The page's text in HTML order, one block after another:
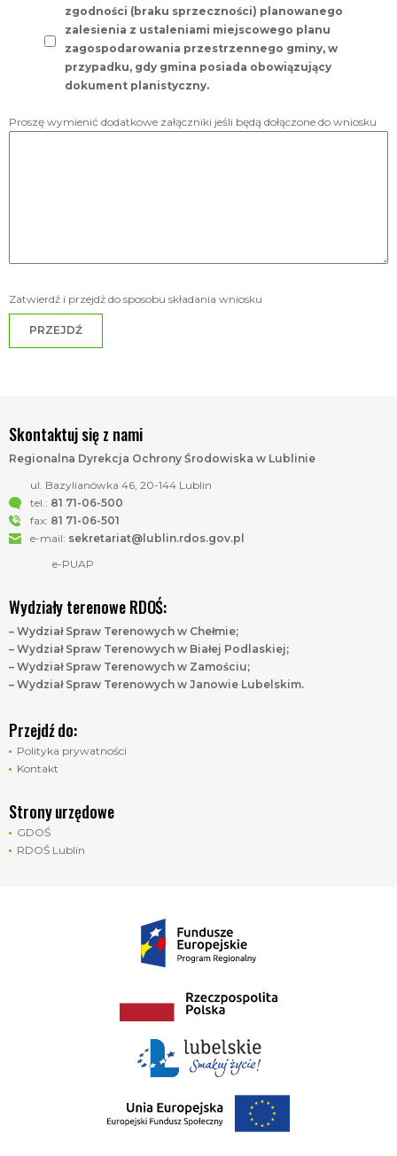
zgodności (braku sprzeczności) planowanego
zalesienia z ustaleniami miejscowego planu
zagospodarowania przestrzennego gminy, w
przypadku, gdy gmina posiada obowiązujący
dokument planistyczny.
Proszę wymienić dodatkowe załączniki jeśli będą dołączone do wniosku
Zatwierdź i przejdź do sposobu składania wniosku
PRZEJDŹ
Skontaktuj się z nami
Regionalna Dyrekcja Ochrony Środowiska w Lublinie
ul. Bazylianówka 46, 20-144 Lublin
tel.: 81 71-06-500
fax: 81 71-06-501
e-mail: sekretariat@lublin.rdos.gov.pl
e-PUAP
Wydziały terenowe RDOŚ:
– Wydział Spraw Terenowych w Chełmie;
– Wydział Spraw Terenowych w Białej Podlaskiej;
– Wydział Spraw Terenowych w Zamościu;
– Wydział Spraw Terenowych w Janowie Lubelskim.
Przejdź do:
Polityka prywatności
Kontakt
Strony urzędowe
GDOŚ
RDOŚ Lublin